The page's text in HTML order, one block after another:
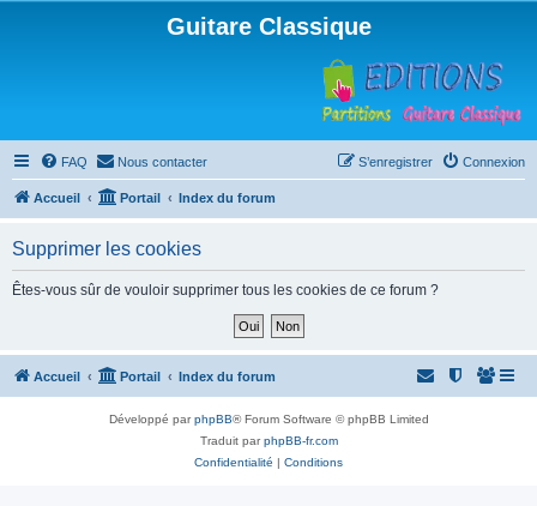
Guitare Classique
FAQ Nous contacter Connexion
S’enregistrer
Accueil Portail Index du forum
Supprimer les cookies
Êtes-vous sûr de vouloir supprimer tous les cookies de ce forum ?
Accueil Portail Index du forum
Développé parphpBB® Forum Software © phpBB Limited
Traduit parphpBB-fr.com
Confidentialité | Conditions